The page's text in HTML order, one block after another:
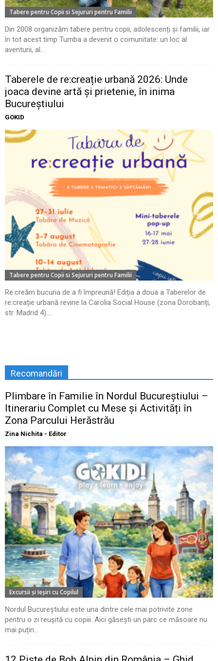
Tabere pentru Copii si Sejururi pentru Familii
Din 2008 organizăm tabere pentru copii, adolescenți și familii, iar
în tot acest timp Tumba a devenit o comunitate: un loc al
aventurii, al...
Taberele de re:creație urbană 2026: Unde
joaca devine artă și prietenie, în inima
Bucureștiului
GOKID
Tabere pentru Copii si Sejururi pentru Familii
Re:creăm bucuria de a fi împreună! Ediția a doua a Taberelor de
re:creație urbană revine la Carolia Social House (zona Dorobanți,
str. Madrid 4)....
Recomandări
Plimbare în Familie în Nordul Bucureștiului –
Itinerariu Complet cu Mese și Activități în
Zona Parcului Herăstrău
Zina Nichita - Editor
Excursii şi Ieşiri cu Copilul
Nordul Bucureștiului este una dintre cele mai potrivite zone
pentru o zi reușită cu copiii. Aici găsești un parc ce măsoare nu
mai puțin...